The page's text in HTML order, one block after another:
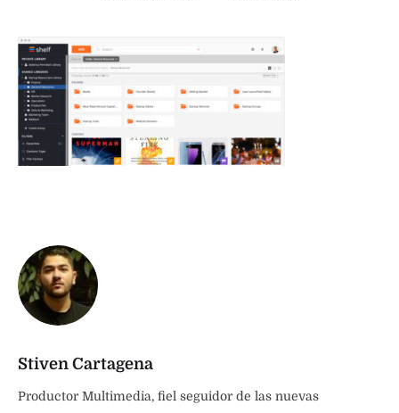
Stiven Cartagena
Productor Multimedia, fiel seguidor de las nuevas